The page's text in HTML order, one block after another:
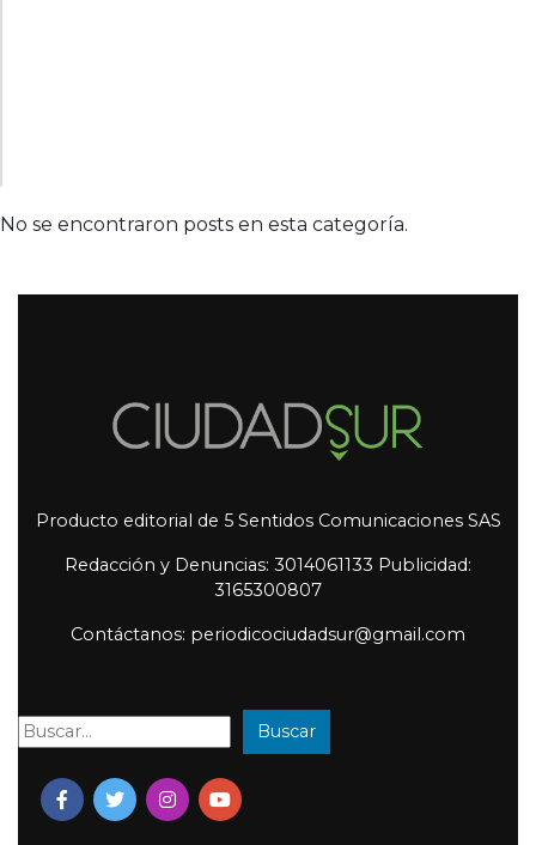
No se encontraron posts en esta categoría.
Producto editorial de 5 Sentidos Comunicaciones SAS
Redacción y Denuncias: 3014061133 Publicidad:
3165300807
Contáctanos: periodicociudadsur@gmail.com
Buscar: Buscar